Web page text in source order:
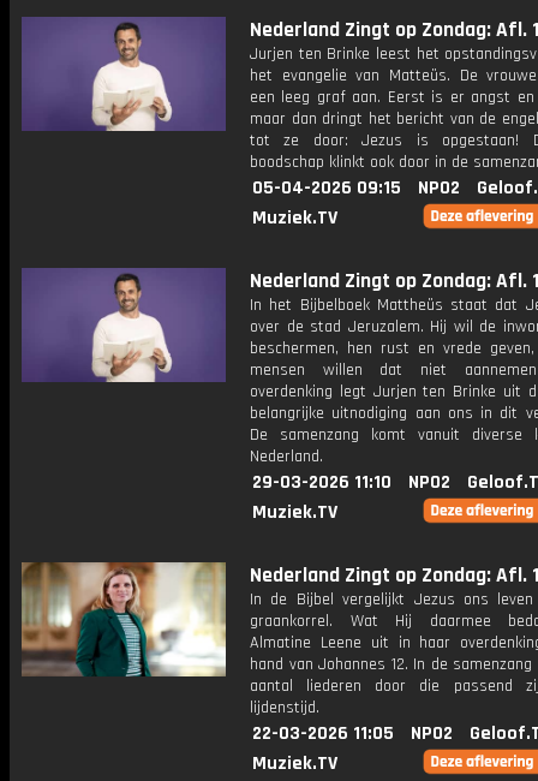
Nederland Zingt op Zondag: Afl.
Jurjen ten Brinke leest het
het evangelie van Matteüs. De
een leeg graf aan. Eerst is er angst en
maar dan dringt het bericht van de
tot ze door: Jezus is opgestaan!
boodschap klinkt ook door in de
05-04-2026 09:15 NPO2
Muziek.TV
Nederland Zingt op Zondag: Afl.
In het Bijbelboek Mattheüs staat dat
over de stad Jeruzalem. Hij wil de
beschermen, hen rust en vrede
mensen willen dat niet
overdenking legt Jurjen ten Brinke uit
belangrijke uitnodiging aan ons in dit
De samenzang komt vanuit diverse
Nederland.
29-03-2026 11:10 NPO2
Muziek.TV
Nederland Zingt op Zondag: Afl.
In de Bijbel vergelijkt Jezus ons
graankorrel. Wat Hij daarmee
Almatine Leene uit in haar
hand van Johannes 12. In de
aantal liederen door die passend
lijdenstijd.
22-03-2026 11:05 NPO2
Muziek.TV